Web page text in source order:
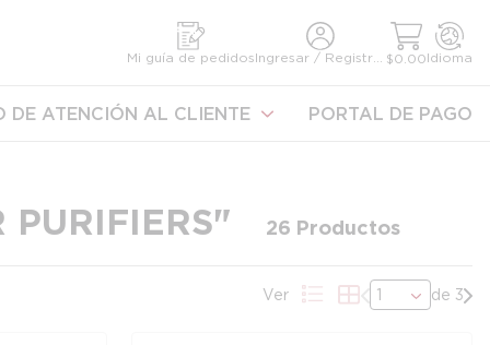
Mi guía de pedidosIngresar / Registrarse$0.00Idioma
DE ATENCIÓN AL CLIENTE PORTAL DE PAGO
PURIFIERS" 26 Productos
Ver
Vista de la lista de
Vista de la grilla
Página anterior
de 3